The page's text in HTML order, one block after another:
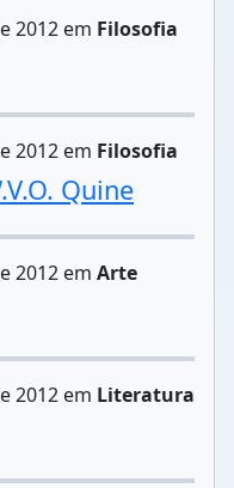
2012 em Filosofia
2012 em Filosofia
Quine
2012 em Arte
2012 em Literatura